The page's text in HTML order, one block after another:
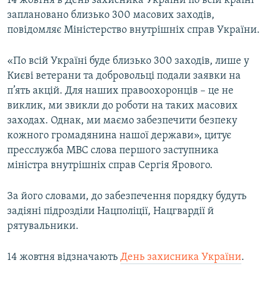
Усі сайти RFE/RL
заплановано близько 300 масових заходів,
повідомляє Міністерство внутрішніх справ України.
«По всій Україні буде близько 300 заходів, лише у
Києві ветерани та добровольці подали заявки на
п’ять акцій. Для наших правоохоронців – це не
виклик, ми звикли до роботи на таких масових
заходах. Однак, ми маємо забезпечити безпеку
кожного громадянина нашої держави», цитує
пресслужба МВС слова першого заступника
міністра внутрішніх справ Сергія Ярового.
За його словами, до забезпечення порядку будуть
задіяні підрозділи Нацполіції, Нацгвардії й
рятувальники.
14 жовтня відзначають День захисника України.